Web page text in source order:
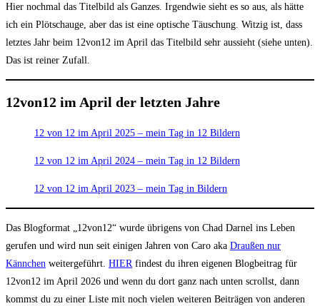
Hier nochmal das Titelbild als Ganzes. Irgendwie sieht es so aus, als hätte
ich ein Plötschauge, aber das ist eine optische Täuschung. Witzig ist, dass
letztes Jahr beim 12von12 im April das Titelbild sehr aussieht (siehe unten).
Das ist reiner Zufall.
12von12 im April der letzten Jahre
12 von 12 im April 2025 – mein Tag in 12 Bildern
12 von 12 im April 2024 – mein Tag in 12 Bildern
12 von 12 im April 2023 – mein Tag in Bildern
Das Blogformat „12von12“ wurde übrigens von Chad Darnel ins Leben
gerufen und wird nun seit einigen Jahren von Caro aka Draußen nur
Kännchen weitergeführt. HIER findest du ihren eigenen Blogbeitrag für
12von12 im April 2026 und wenn du dort ganz nach unten scrollst, dann
kommst du zu einer Liste mit noch vielen weiteren Beiträgen von anderen